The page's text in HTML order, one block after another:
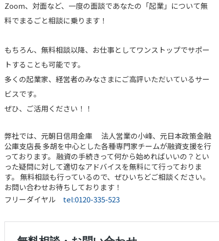
Zoom、対面など、一度の面談であなたの「起業」について無
料でまるごと相談に乗ります！
もちろん、無料相談以降、お仕事としてワンストップでサポー
トすることも可能です。
多くの起業家、経営者のみなさまにご高評いただいているサー
ビスです。
ぜひ、ご活用ください！！
弊社では、元朝日信用金庫 法人営業の小峰、元日本政策金融
公庫支店長 多胡を中心とした各種専門家チームが融資支援を行
っております。 融資の手続きって何から始めればいいの？とい
った疑問に対して適切なアドバイスを無料にて行っておりま
す。 無料相談も行っているので、ぜひいちどご相談ください。
お問い合わせお待ちしております！
フリーダイヤル tel:0120-335-523